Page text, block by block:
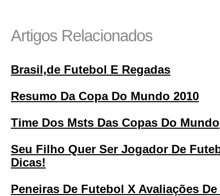
Artigos Relacionados
Brasil,de Futebol E Regadas
Resumo Da Copa Do Mundo 2010
Time Dos Msts Das Copas Do Mundo
Seu Filho Quer Ser Jogador De
Dicas!
Peneiras De Futebol X Avaliações